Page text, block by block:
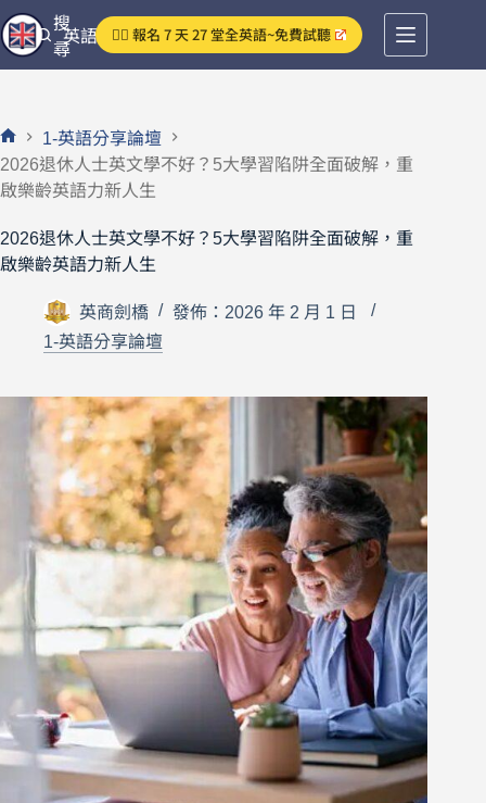
跳
至
主
容
英語分享論壇
搜
尋
👉🏻 報名 7 天 27 堂全英語~免費試聽
首
頁
1-英語分享論壇
2026退休人士英文學不好？5大學習陷阱全面破解，重
啟樂齡英語力新人生
2026退休人士英文學不好？5大學習陷阱全面破解，重
啟樂齡英語力新人生
英商劍橋
發佈：2026 年 2 月 1 日
1-英語分享論壇